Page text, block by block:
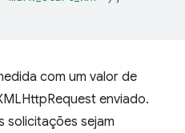
com um valor de
enviado.
solicitações sejam